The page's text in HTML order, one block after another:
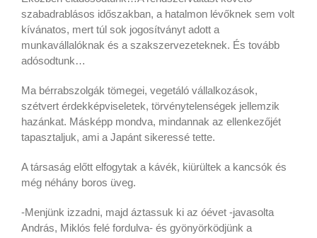
szabadrablásos időszakban, a hatalmon lévőknek sem volt
kívánatos, mert túl sok jogosítványt adott a
munkavállalóknak és a szakszervezeteknek. És tovább
adósodtunk…
Ma bérrabszolgák tömegei, vegetáló vállalkozások,
szétvert érdekképviseletek, törvénytelenségek jellemzik
hazánkat. Másképp mondva, mindannak az ellenkezőjét
tapasztaljuk, ami a Japánt sikeressé tette.
A társaság előtt elfogytak a kávék, kiürültek a kancsók és
még néhány boros üveg.
-Menjünk izzadni, majd áztassuk ki az óévet -javasolta
András, Miklós felé fordulva- és gyönyörködjünk a